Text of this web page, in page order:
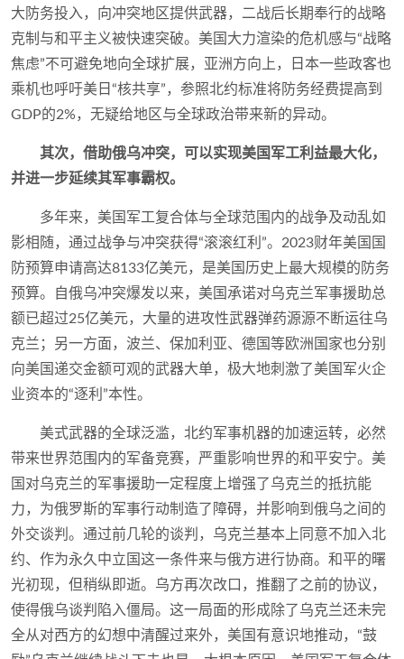
大防务投入，向冲突地区提供武器，二战后长期奉行的战略
克制与和平主义被快速突破。美国大力渲染的危机感与“战略
焦虑”不可避免地向全球扩展，亚洲方向上，日本一些政客也
乘机也呼吁美日“核共享”，参照北约标准将防务经费提高到
GDP的2%，无疑给地区与全球政治带来新的异动。
其次，借助俄乌冲突，可以实现美国军工利益最大化，
并进一步延续其军事霸权。
多年来，美国军工复合体与全球范围内的战争及动乱如
影相随，通过战争与冲突获得“滚滚红利”。2023财年美国国
防预算申请高达8133亿美元，是美国历史上最大规模的防务
预算。自俄乌冲突爆发以来，美国承诺对乌克兰军事援助总
额已超过25亿美元，大量的进攻性武器弹药源源不断运往乌
克兰；另一方面，波兰、保加利亚、德国等欧洲国家也分别
向美国递交金额可观的武器大单，极大地刺激了美国军火企
业资本的“逐利”本性。
美式武器的全球泛滥，北约军事机器的加速运转，必然
带来世界范围内的军备竞赛，严重影响世界的和平安宁。美
国对乌克兰的军事援助一定程度上增强了乌克兰的抵抗能
力，为俄罗斯的军事行动制造了障碍，并影响到俄乌之间的
外交谈判。通过前几轮的谈判，乌克兰基本上同意不加入北
约、作为永久中立国这一条件来与俄方进行协商。和平的曙
光初现，但稍纵即逝。乌方再次改口，推翻了之前的协议，
使得俄乌谈判陷入僵局。这一局面的形成除了乌克兰还未完
全从对西方的幻想中清醒过来外，美国有意识地推动，“鼓